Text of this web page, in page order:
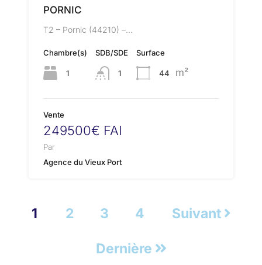
PORNIC
T2 – Pornic (44210) –…
Chambre(s)
1
SDB/SDE
1
Surface
44 m²
Vente
249500€ FAI
Par
Agence du Vieux Port
1 2 3 4 Suivant
Dernière